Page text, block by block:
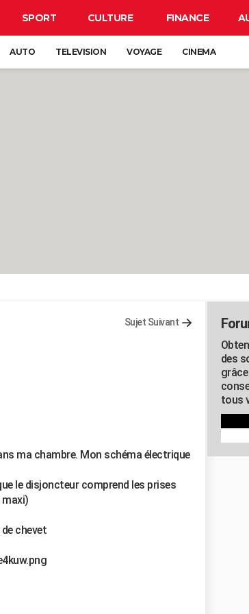
SPORT CULTURE FINANCE
AUTO TELEVISION VOYAGE CINEMA
Sujet Suivant
ma chambre. Mon schéma électrique
le disjoncteur comprend les prises
chevet
des
tous